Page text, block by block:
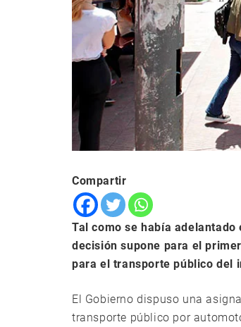
Compartir
Tal como se había
decisión supone para el
para el transporte público del
El Gobierno dispuso una
transporte público por